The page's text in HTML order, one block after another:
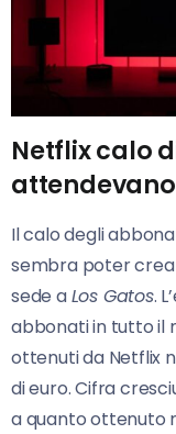
Netflix calo
Il calo degli
sembra poter
sede aLos Gatos.
abbonati in tutto il
ottenuti da Netflix
di euro. Cifra
a quanto ottenuto